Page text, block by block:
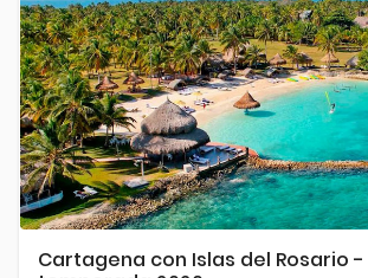
Cartagena con Islas del Rosario -